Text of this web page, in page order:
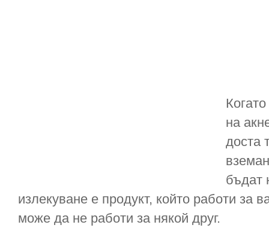
на
доста
бъдат
излекуване е продукт, който работи за
може да не работи за някой друг.